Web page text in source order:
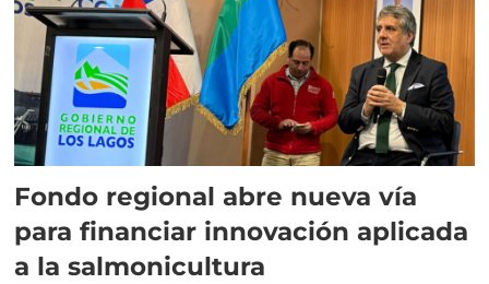
Fondo regional abre nueva vía
para financiar innovación aplicada
a la salmonicultura